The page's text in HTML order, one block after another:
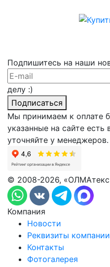
Подпишитесь на наши
делу :)
Подписаться
Мы принимаем к оплате
указанные на сайте есть в
уточняйте у менеджеров.
© 2008-2026,
Компания
Новости
Реквизиты компании
Контакты
Фотогалерея